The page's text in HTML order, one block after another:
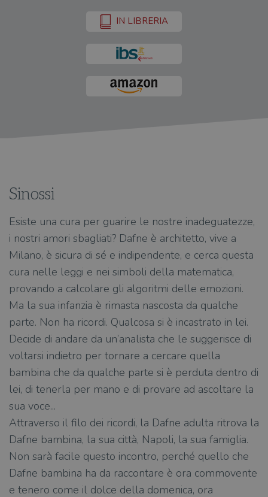
IN LIBRERIA
Sinossi
Esiste una cura per guarire le nostre inadeguatezze,
i nostri amori sbagliati? Dafne è architetto, vive a
Milano, è sicura di sé e indipendente, e cerca questa
cura nelle leggi e nei simboli della matematica,
provando a calcolare gli algoritmi delle emozioni.
Ma la sua infanzia è rimasta nascosta da qualche
parte. Non ha ricordi. Qualcosa si è incastrato in lei.
Decide di andare da un’analista che le suggerisce di
voltarsi indietro per tornare a cercare quella
bambina che da qualche parte si è perduta dentro di
lei, di tenerla per mano e di provare ad ascoltare la
sua voce...
Attraverso il filo dei ricordi, la Dafne adulta ritrova la
Dafne bambina, la sua città, Napoli, la sua famiglia.
Non sarà facile questo incontro, perché quello che
Dafne bambina ha da raccontare è ora commovente
e tenero come il dolce della domenica, ora